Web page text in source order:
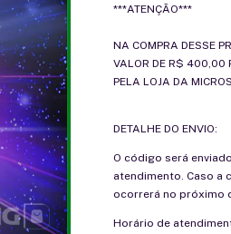
***ATENÇÃO***
NA COMPRA DESSE
VALOR DE R$ 400,00
PELA LOJA DA
DETALHE DO ENVIO:
O código será
atendimento. Caso a
ocorrerá no próximo
Horário de